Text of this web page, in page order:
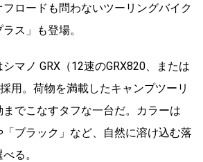
ロードも問わないツーリングバイク
ス」も登場。
マノ GRX（12速のGRX820、または
用。荷物を満載したキャンプツーリ
でこなすタフな一台だ。カラーは
「ブラック」など、自然に溶け込む落
る。